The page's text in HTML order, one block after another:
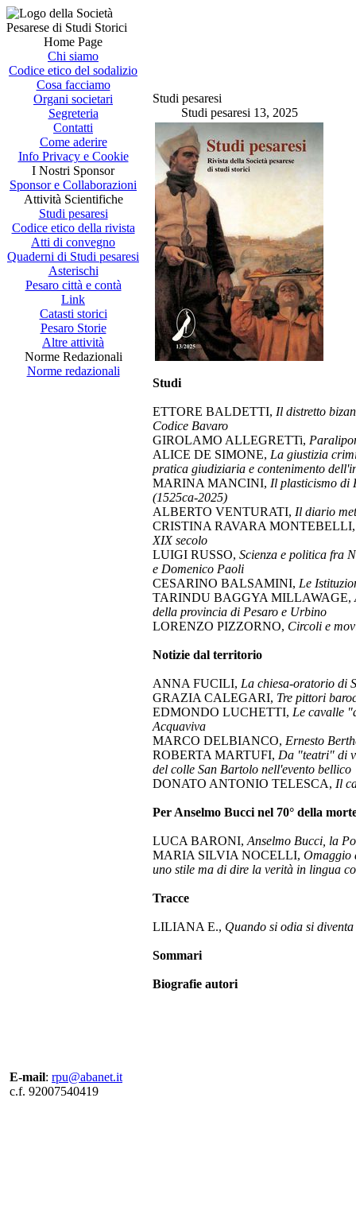
Home Page
Chi siamo
Codice etico del sodalizio
Cosa facciamo
Organi societari
Segreteria
Contatti
Come aderire
Info Privacy e Cookie
I Nostri Sponsor
Sponsor e Collaborazioni
Attività Scientifiche
Studi pesaresi
Codice etico della rivista
Atti di convegno
Quaderni di Studi pesaresi
Asterischi
Pesaro città e contà
Link
Catasti storici
Pesaro Storie
Altre attività
Norme Redazionali
Norme redazionali
Studi pesaresi
Studi pesaresi 13, 2025
Studi
ETTORE BALDETTI, Il distretto
Codice Bavaro
GIROLAMO ALLEGRETTi,
ALICE DE SIMONE, La giustizia
pratica giudiziaria e contenimento
MARINA MANCINI, Il plasticismo di
(1525ca-2025)
ALBERTO VENTURATI, Il diario
CRISTINA RAVARA
XIX secolo
LUIGI RUSSO, Scienza e politica fra
e Domenico Paoli
CESARINO BALSAMINI, Le
TARINDU BAGGYA MILLAWAGE,
della provincia di Pesaro e Urbino
LORENZO PIZZORNO, Circoli e
Notizie dal territorio
ANNA FUCILI, La chiesa-oratorio di
GRAZIA CALEGARI, Tre pittori
EDMONDO LUCHETTI, Le cavalle
Acquaviva
MARCO DELBIANCO, Ernesto
ROBERTA MARTUFI, Da "teatri" di
del colle San Bartolo nell'evento bellico
DONATO ANTONIO TELESCA, Il
Per Anselmo Bucci nel 70° della
LUCA BARONI, Anselmo Bucci, la
MARIA SILVIA NOCELLI, Omaggio
uno stile ma di dire la verità in lingua
Tracce
LILIANA E., Quando si odia si
Sommari
Biografie autori
E-mail: rpu@abanet.it
c.f. 92007540419